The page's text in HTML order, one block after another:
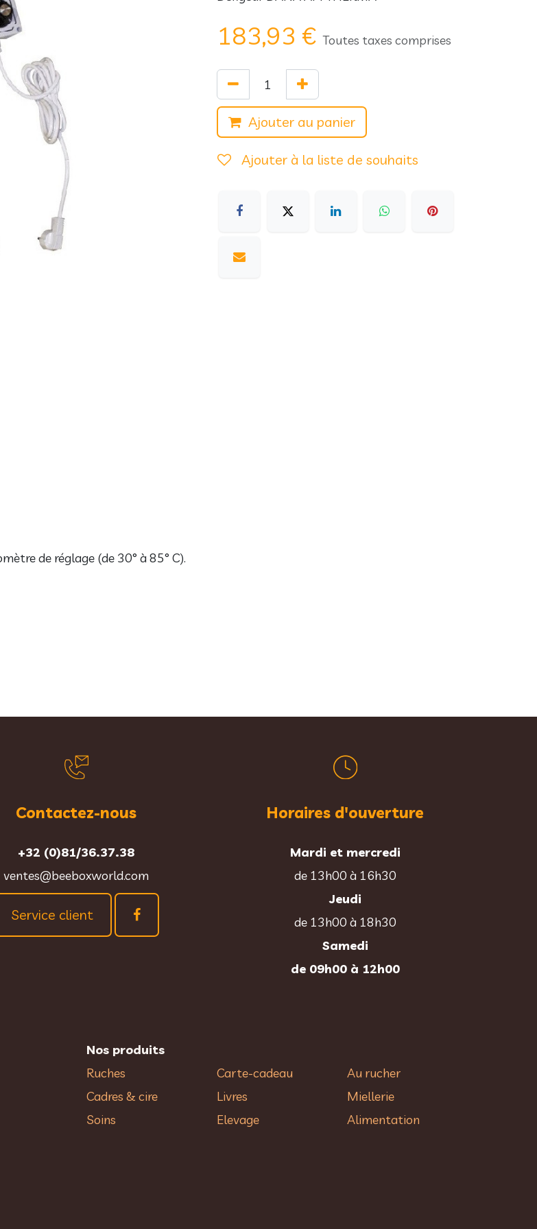
183,93 € Toutes taxes comprises
Ajouter au panier
Ajouter à la liste de souhaits
de réglage (de 30° à 85° C).
Contactez-nous
+32 (0)81/36.37.38
ventes@beeboxworld.com
Service client
Horaires d'ouverture
Mardi et mercredi
de 13h00 à 16h30
Jeudi
de 13h00 à 18h30
Samedi
de 09h00 à 12h00
Nos produits
Ruches
Cadres & cire
Soins
Carte-cadeau
Livres
Elevage
Au rucher​
Miellerie
Alimentation